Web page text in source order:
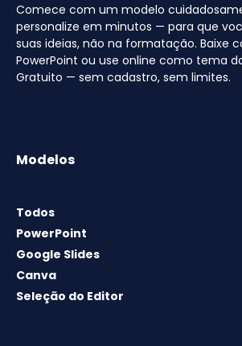
Comece com um modelo
personalize em minutos — para que
suas ideias, não na formatação. Baixe
PowerPoint ou use online como tema
Gratuito — sem cadastro, sem limites.
Modelos
Todos
PowerPoint
Google Slides
Canva
Seleção do Editor